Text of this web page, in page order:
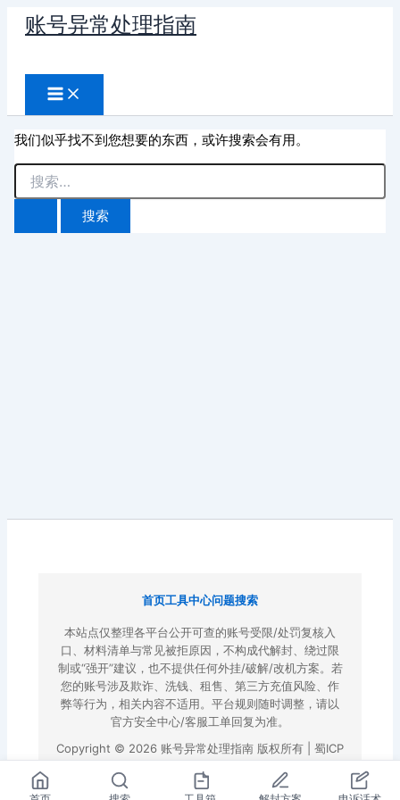
账号异常处理指南
索
我们似乎找不到您想要的东西，或许搜索会有用。
搜
索：
首页工具中心问题搜索
本站点仅整理各平台公开可查的账号受限/处罚复核入
口、材料清单与常见被拒原因，不构成代解封、绕过限
制或“强开”建议，也不提供任何外挂/破解/改机方案。若
您的账号涉及欺诈、洗钱、租售、第三方充值风险、作
弊等行为，相关内容不适用。平台规则随时调整，请以
官方安全中心/客服工单回复为准。
Copyright © 2026 账号异常处理指南 版权所有 | 蜀ICP